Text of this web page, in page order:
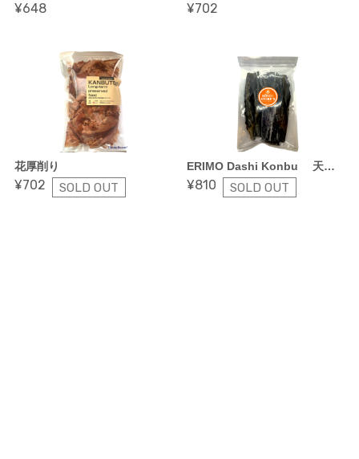
¥648 ¥702
花厚削り
¥702 SOLD OUT
ERIMO Dashi Konbu 天然・天日干し だし昆布 襟裳産
¥810 SOLD OUT